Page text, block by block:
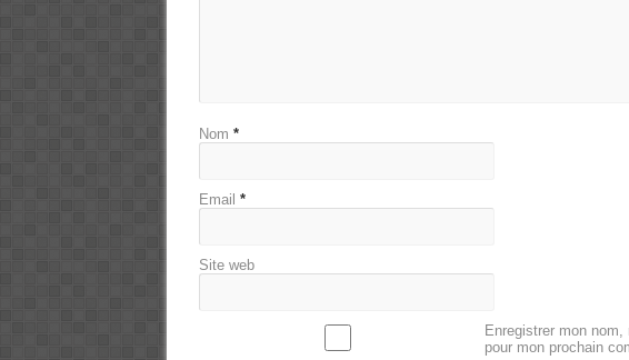
Nom *
Email *
Site web
Enregistrer mon
pour mon prochain